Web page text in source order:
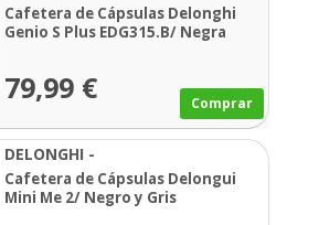
Cafetera de Cápsulas Delonghi
Genio S Plus EDG315.B/ Negra
79,99 € Comprar
DELONGHI -
Cafetera de Cápsulas Delongui
Mini Me 2/ Negro y Gris